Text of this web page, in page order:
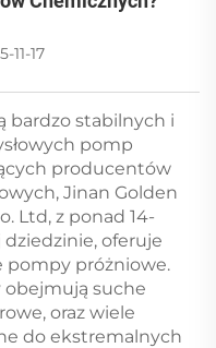
11-17
bardzo stabilnych i
pomp
producentów
Jinan Golden
Ltd, z ponad 14-
oferuje
pompy próżniowe.
obejmują suche
oraz wiele
do ekstremalnych